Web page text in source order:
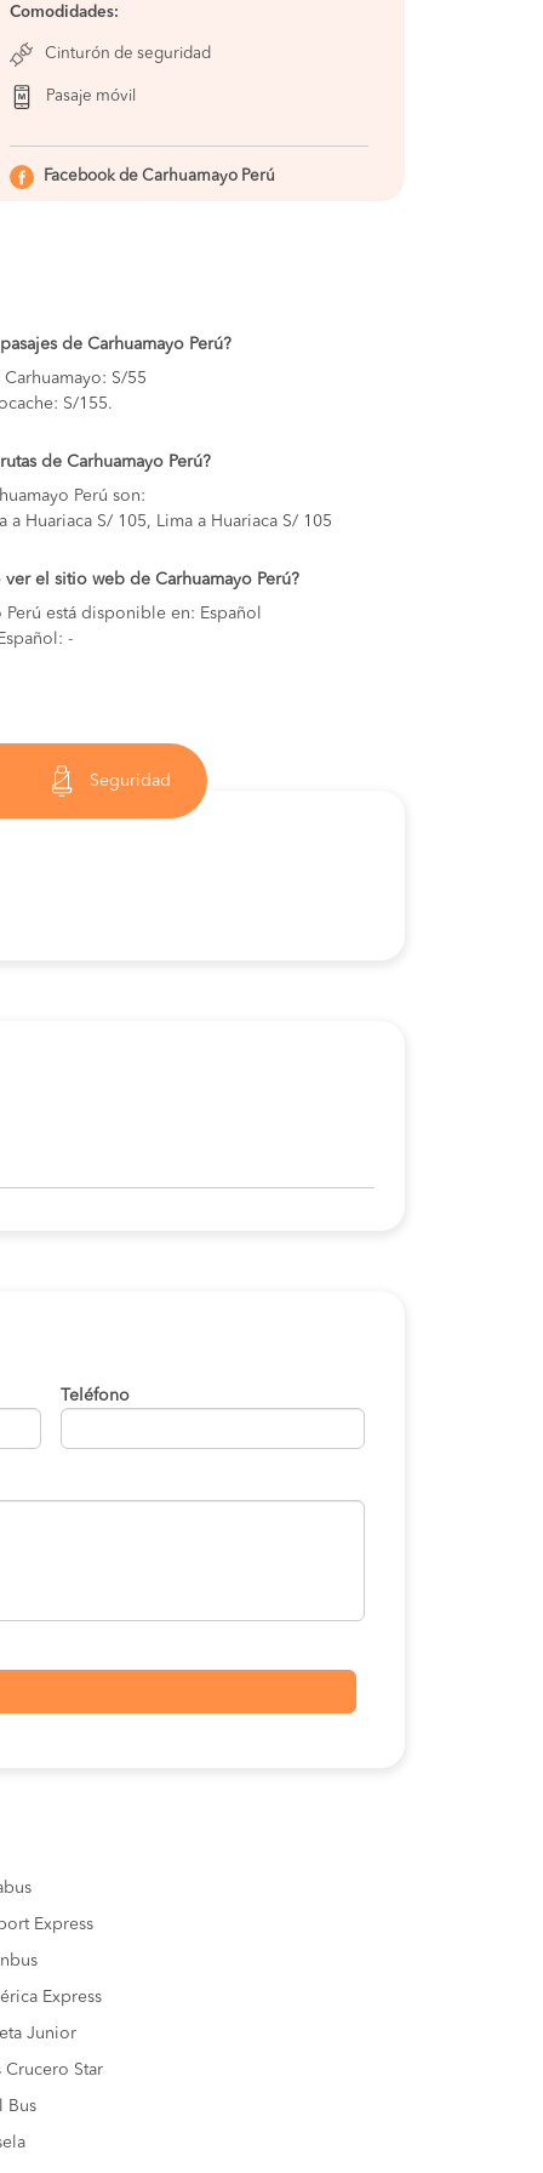
S/135
S/65 COMPRAR
S/65
S/55 COMPRAR
Comodidades:
Cinturón de seguridad
Pasaje móvil
Facebook de Carhuamayo Perú
de Carhuamayo Perú?
Carhuamayo: S/55
S/155.
de Carhuamayo Perú?
Perú son:
a Huariaca S/ 105, Lima a Huariaca S/ 105
el sitio web de Carhuamayo Perú?
está disponible en: Español
-
Seguridad
Teléfono
Express
Express
Junior
Crucero Star
Bus